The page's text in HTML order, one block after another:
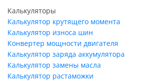
Калькуляторы
Калькулятор крутящего момента
Калькулятор износа шин
Конвертер мощности двигателя
Калькулятор заряда аккумулятора
Калькулятор замены масла
Калькулятор растаможки